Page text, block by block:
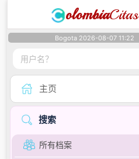
olombiaCitas
Bogota 2026-08-07 11:22
主页
搜索
所有档案